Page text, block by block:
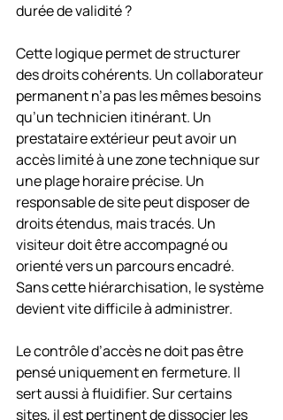
durée de validité ?
Cette logique permet de structurer
des droits cohérents. Un collaborateur
permanent n’a pas les mêmes besoins
qu’un technicien itinérant. Un
prestataire extérieur peut avoir un
accès limité à une zone technique sur
une plage horaire précise. Un
responsable de site peut disposer de
droits étendus, mais tracés. Un
visiteur doit être accompagné ou
orienté vers un parcours encadré.
Sans cette hiérarchisation, le système
devient vite difficile à administrer.
Le contrôle d’accès ne doit pas être
pensé uniquement en fermeture. Il
sert aussi à fluidifier. Sur certains
sites, il est pertinent de dissocier les